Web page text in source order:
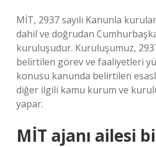
MİT, 2937 sayılı Kanunla
dahil ve doğrudan
kuruluşudur. Kuruluşumuz,
belirtilen görev ve faaliyetleri
konusu kanunda belirtilen
diğer ilgili kamu kurum ve
yapar.
MİT ajanı ailesi